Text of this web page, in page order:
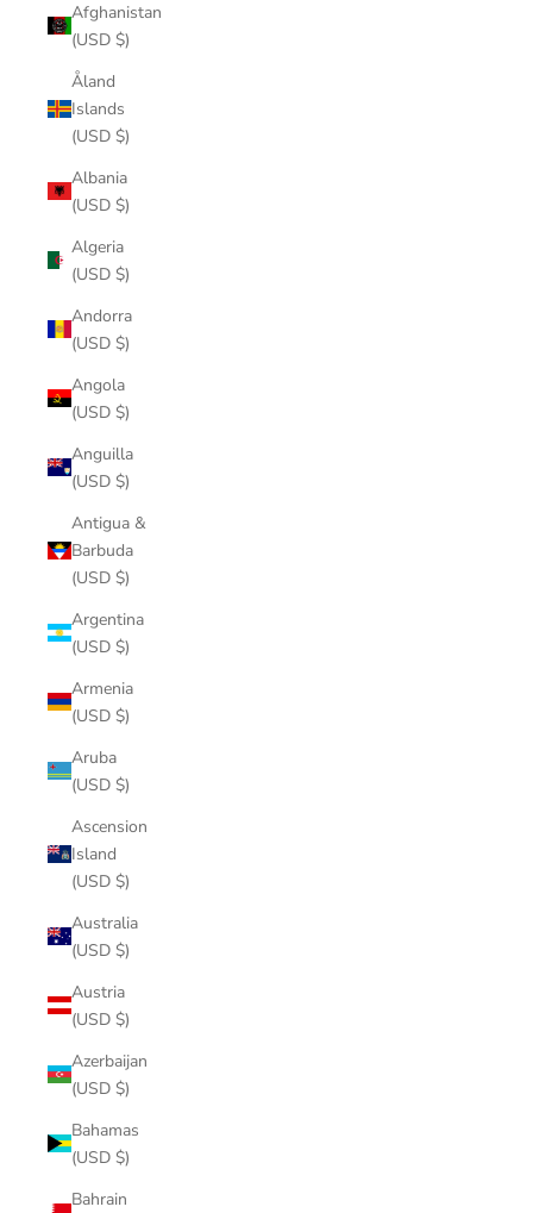
Afghanistan
(USD $)
Åland
Islands
(USD $)
Albania
(USD $)
Algeria
(USD $)
Andorra
(USD $)
Angola
(USD $)
Anguilla
(USD $)
Antigua &
Barbuda
(USD $)
Argentina
(USD $)
Armenia
(USD $)
Aruba
(USD $)
Ascension
Island
(USD $)
Australia
(USD $)
Austria
(USD $)
Azerbaijan
(USD $)
Bahamas
(USD $)
Bahrain